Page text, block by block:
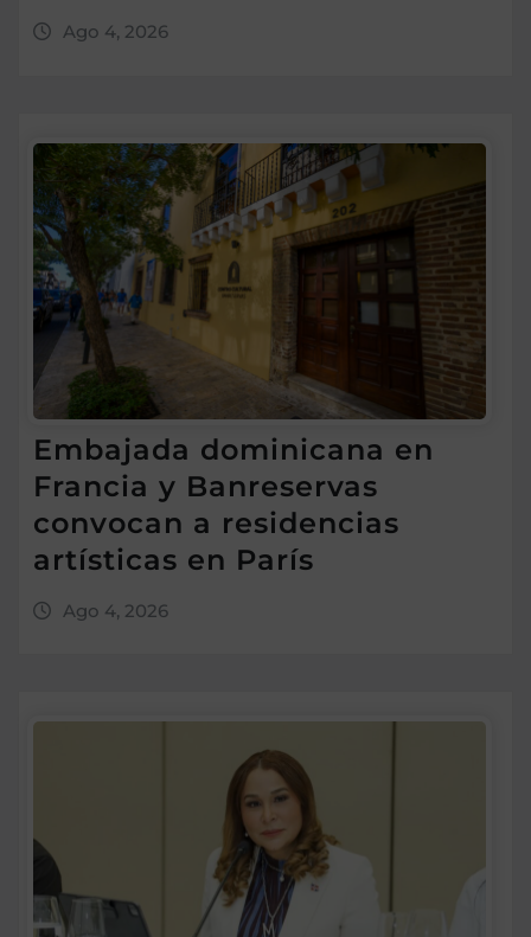
Ago 4, 2026
Embajada dominicana en
Francia y Banreservas
convocan a residencias
artísticas en París
Ago 4, 2026